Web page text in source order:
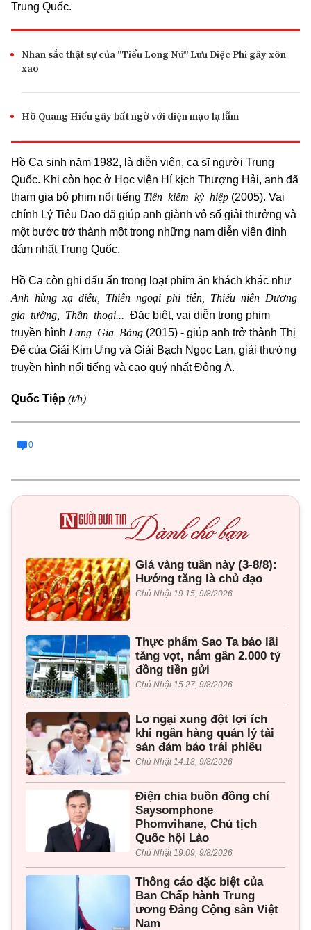
Trung Quốc.
Nhan sắc thật sự của "Tiểu Long Nữ" Lưu Diệc Phi gây xôn
xao
Hồ Quang Hiếu gây bất ngờ với diện mạo lạ lẫm
Hồ Ca sinh năm 1982, là diễn viên, ca sĩ người Trung
Quốc. Khi còn học ở Học viện Hí kịch Thượng Hải, anh đã
tham gia bộ phim nổi tiếng Tiên kiếm kỳ hiệp (2005). Vai
chính Lý Tiêu Dao đã giúp anh giành vô số giải thưởng và
một bước trở thành một trong những nam diễn viên đình
đám nhất Trung Quốc.
Hồ Ca còn ghi dấu ấn trong loạt phim ăn khách khác như
Anh hùng xạ điêu, Thiên ngoại phi tiên, Thiếu niên Dương
gia tướng, Thần thoại... Đặc biệt, vai diễn trong phim
truyền hình Lang Gia Bảng (2015) - giúp anh trở thành Thị
Đế của Giải Kim Ưng và Giải Bạch Ngọc Lan, giải thưởng
truyền hình nổi tiếng và cao quý nhất Đông Á.
Quốc Tiệp (t/h)
0
Giá vàng tuần này (3-8/8):
Hướng tăng là chủ đạo
Chủ Nhật 19:15, 9/8/2026
Thực phẩm Sao Ta báo lãi
tăng vọt, nắm gần 2.000 tỷ
đồng tiền gửi
Chủ Nhật 15:27, 9/8/2026
Lo ngại xung đột lợi ích
khi ngân hàng quản lý tài
sản đảm bảo trái phiếu
Chủ Nhật 14:18, 9/8/2026
Điện chia buồn đồng chí
Saysomphone
Phomvihane, Chủ tịch
Quốc hội Lào
Chủ Nhật 19:09, 9/8/2026
Thông cáo đặc biệt của
Ban Chấp hành Trung
ương Đảng Cộng sản Việt
Nam